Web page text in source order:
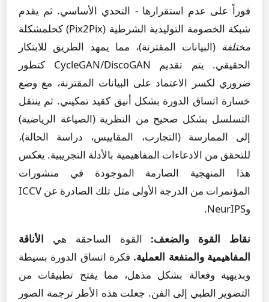
فوراً على عدم استقرارها - التحدي الأساسي. ثم يقدم
شبكة الخصومة التوليدية الشرطية (Pix2Pix) كحلمشكلة
مختلفة (البيانات المقترنة)، مما يمهد الطريق للابتكار
الحقيقي. يتم تقديم CycleGAN/DiscoGAN كتطور
ضروري لكسر الاعتماد على البيانات المقترنة، مع وضع
خسارة اتساق الدورة بشكل أنيق كقيد تمكيني. ثم ينتقل
التسلسل بشكل صحيح من النظرية (الصياغة الرياضية)
إلى الممارسة (التجارب، المقاييس، دراسة الحالة)،
للتحقق من الادعاءات المفاهيمية بالأدلة التجريبية. يعكس
هذا المنهجية الصارمة الموجودة في منشورات
المؤتمرات من الدرجة الأولى مثل تلك الصادرة عن ICCV
وNeurIPS.
نقاط القوة والضعف: القوة الساحقة هي الأناقة
المفاهيمية والمنفعة العملية. فكرة اتساق الدورة بسيطة
وبديهية وفعالة بشكل مذهل، مما يفتح تطبيقات من
التصوير الطبي إلى الفن. جعلت هذه الأطر ترجمة الصور